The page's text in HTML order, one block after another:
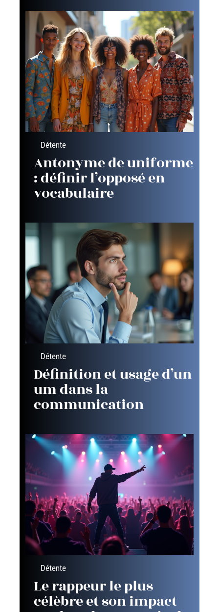
Détente
Antonyme de uniforme
: définir l’opposé en
vocabulaire
Détente
Définition et usage d’un
um dans la
communication
Détente
Le rappeur le plus
célèbre et son impact